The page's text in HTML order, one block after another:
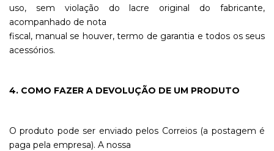
uso, sem violação do lacre original do fabricante,
acompanhado de nota
fiscal, manual se houver, termo de garantia e todos os seus
acessórios.
4. COMO FAZER A DEVOLUÇÃO DE UM PRODUTO
O produto pode ser enviado pelos Correios (a postagem é
paga pela empresa). A nossa